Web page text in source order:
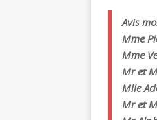
Avis
Mme
Mme
Mr et
Mlle
Mr et